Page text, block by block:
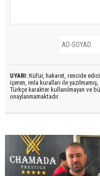
UYARI: Küfür, hakaret, rencide
içeren, imla kuralları ile yazılmamış,
Türkçe karakter kullanılmayan ve
onaylanmamaktadır.